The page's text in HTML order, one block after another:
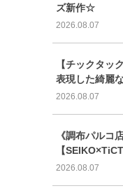
ズ新作☆
2026.08.07
【チックタッ
表現した綺麗
2026.08.07
《調布パルコ
【
2026.08.07